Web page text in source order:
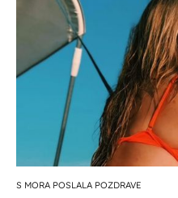
S MORA POSLALA POZDRAVE